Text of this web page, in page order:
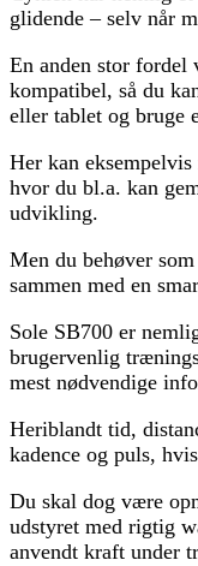
glidende – selv når
En anden stor fordel
kompatibel, så du
eller tablet og bruge
Her kan
hvor du bl.a. kan
udvikling.
Men du behøver
sammen med en
Sole SB700 er
brugervenlig
mest nødvendige
Heriblandt tid,
kadence og puls,
Du skal dog være
udstyret med rigtig
anvendt kraft under